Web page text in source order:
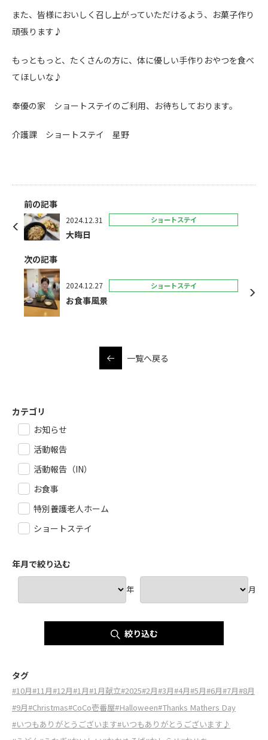
また、皆様においしく召し上がっていただけるよう、お菓子作り
頑張ります♪
もっともっと、たくさんの方に、体に優しい手作りおやつを食べ
てほしいな♪
奉優の家 ショートステイのご利用、お待ちしております。
介護課 ショートステイ 星野
前の記事
2024.12.31 ショートステイ
大晦日
次の記事
2024.12.27 ショートステイ
お食事風景
一覧へ戻る
カテゴリ
お知らせ
活動報告
活動報告（IN）
お食事
特別養護老人ホーム
ショートステイ
年月で絞り込む
年 月
絞り込む
タグ
#10月#11月#12月#1月#1月献立#2025#2月#3月#4月#5月#6月#7月#8月
#9月#Christmas#CoCo壱番屋#Halloween#Thanks Mathers Day
#いつもありがとうございます#いつもありがとうございます♪